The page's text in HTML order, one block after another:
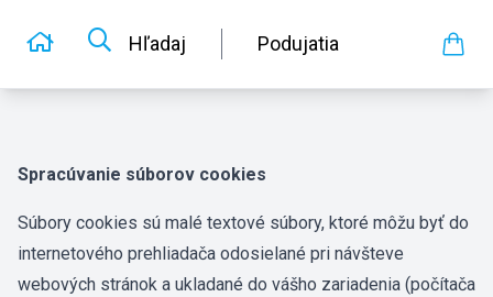
Hľadaj Podujatia
Spracúvanie súborov cookies
Súbory cookies sú malé textové súbory, ktoré môžu byť do
internetového prehliadača odosielané pri návšteve
webových stránok a ukladané do vášho zariadenia (počítača